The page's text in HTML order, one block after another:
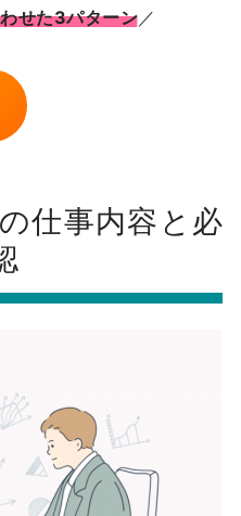
せた3パターン ／
仕事内容と必